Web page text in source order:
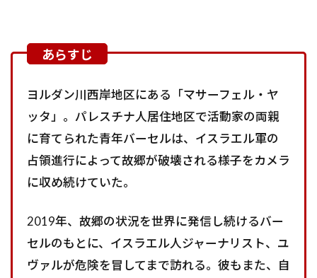
ヨルダン川西岸地区にある「マサーフェル・ヤ
ッタ」。パレスチナ人居住地区で活動家の両親
に育てられた青年バーセルは、イスラエル軍の
占領進行によって故郷が破壊される様子をカメラ
に収め続けていた。
2019年、故郷の状況を世界に発信し続けるバー
セルのもとに、イスラエル人ジャーナリスト、ユ
ヴァルが危険を冒してまで訪れる。彼もまた、自